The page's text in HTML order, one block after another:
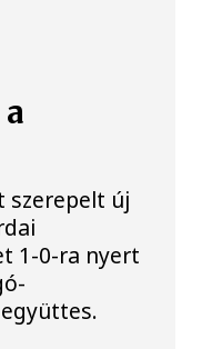
szerepelt új
1-0-ra nyert